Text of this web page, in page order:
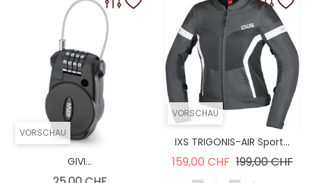
VORSCHAU
GIVI...
VORSCHAU
IXS TRIGONIS-AIR Sport...
159,00 CHF Verkaufspreis
199,00 CHF